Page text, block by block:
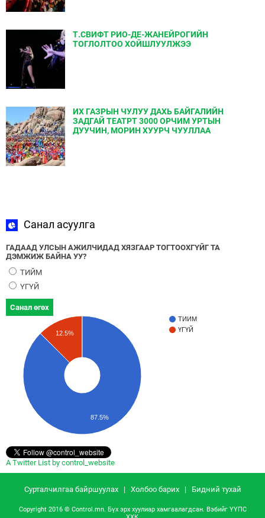
Т.СВИФТ РИО-ДЕ-ЖАНЕЙРОГИЙН
ТОГЛОЛТОО ХОЙШЛУУЛЖЭЭ
ИХ ГАЗРЫН ЧУЛУУ ДАХЬ БАЙГАЛИЙН
ЗАДГАЙ ТЕАТРТ 3000 ОРЧИМ УРТЫН
ДУУЧИН, МОРИН ХУУРЧ ЧУУЛЛАА
Санал асуулга
ГАДААД УЛСЫН АЖИЛЧИДАД ХЯЗГААР ТОГТООХГҮЙГ ТА
ДЭМЖИЖ БАЙНА УУ?
ТИЙМ
ҮГҮЙ
Санал өгөх
ТИЙМ
ҮГҮЙ
12.5%
87.5%
A Twitter List by control_website
Сурталчилгаа байршуулах| Холбоо барих| Бидний тухай
Copyright 2016 © Control.mn. Бүх эрх хуулиар хамгаалагдсан. Вэбийг ҮҮПС